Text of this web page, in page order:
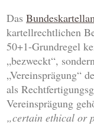
Das
kartellrechtlichen
50+1-Grundregel
„bezweckt“,
„Vereinsprägung“
als
Vereinsprägung
„certain ethical or